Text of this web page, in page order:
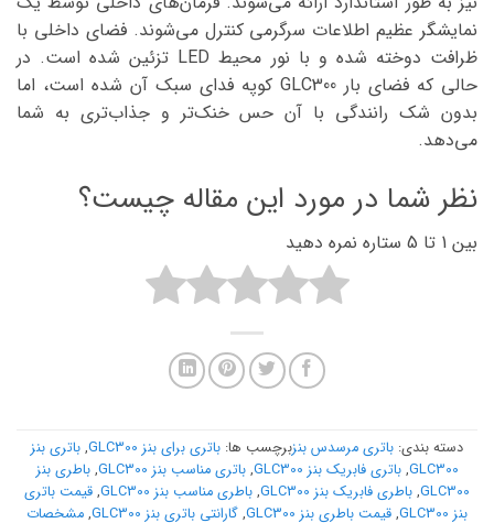
نمایشگر عظیم اطلاعات سرگرمی کنترل می‌شوند. فضای داخلی با
ظرافت دوخته شده و با نور محیط LED تزئین شده است. در
حالی که فضای بار GLC300 کوپه فدای سبک آن شده است، اما
بدون شک رانندگی با آن حس خنک‌تر و جذاب‌تری به شما
می‌دهد.
نظر شما در مورد این مقاله چیست؟
بین 1 تا 5 ستاره نمره دهید
دسته بندی: باتری مرسدس بنزبرچسب ها: باتری برای بنز GLC300 , باتری بنز
GLC300
,باتری فابریک بنز GLC300 ,باتری مناسب بنز GLC300 ,باطری بنز
GLC300
, باطری فابریک بنز GLC300 , باطری مناسب بنز GLC300 , قیمت باتری
بنز GLC300
, قیمت باطری بنز GLC300 , گارانتی باتری بنز GLC300 , مشخصات